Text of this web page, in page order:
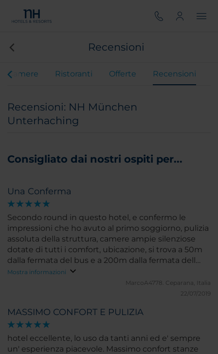
Recensioni
Camere Ristoranti Offerte Recensioni
Recensioni: NH München
Unterhaching
Consigliato dai nostri ospiti per...
Una Conferma
Secondo round in questo hotel, e confermo le
impressioni che ho avuto al primo soggiorno, pulizia
assoluta della struttura, camere ampie silenziose
dotate di tutti i comfort, ubicazione, si trova a 50m
dalla fermata del bus e a 200m dalla fermata dell
SBahn. Ottima colazioen, lo staff cordiale e gentile,
struttura in continuo ammodernamento, vi era la
presenza di operai tra l altro in maniera molto
della struttura che per altro da gia un impressione di
nuovo.
Mostra informazioni
MarcoA4778. Ceparana, Italia
22/07/2019
MASSIMO CONFORT E PULIZIA
hotel eccellente, lo uso da tanti anni ed e' sempre
un' esperienza piacevole. Massimo confort stanze